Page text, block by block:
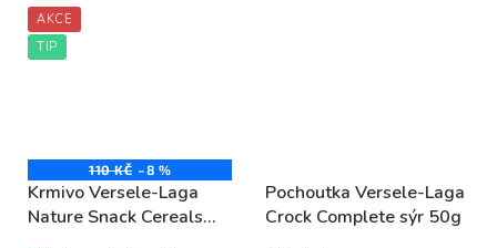
AKCE
TIP
110 KČ –8 %
Krmivo Versele-Laga
Nature Snack Cereals
Pochoutka Versele-Laga
Crock Complete sýr 50g